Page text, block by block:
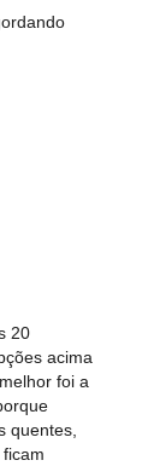
20
acima
foi a
quentes,